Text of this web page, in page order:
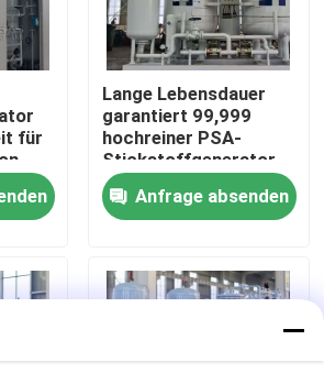
Stickstoff-Generator
für
Lange Lebensdauer
garantiert 99,999
hochreiner PSA-
Stickstoffgenerator
Anfrage absenden